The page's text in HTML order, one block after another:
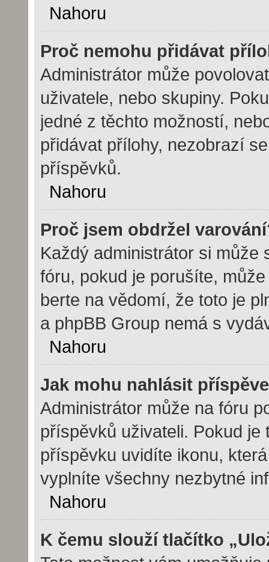
Nahoru
Proč nemohu přidávat
Administrátor může
uživatele, nebo skupiny.
jedné z těchto možností,
přidávat přílohy, nezobrazí
příspěvků.
Nahoru
Proč jsem obdržel
Každý administrátor si může
fóru, pokud je porušíte,
berte na vědomí, že toto je
a phpBB Group nemá s
Nahoru
Jak mohu nahlásit
Administrátor může na fóru
příspěvků uživateli. Pokud
příspěvku uvidíte ikonu,
vyplníte všechny nezbytné
Nahoru
K čemu slouží tlačítko